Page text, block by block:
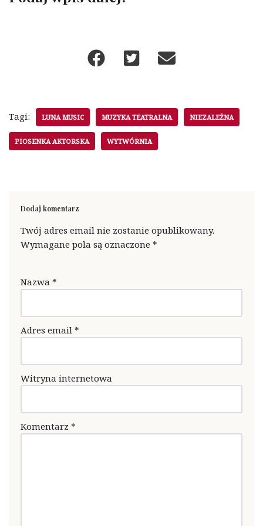
Tagi: LUNA MUSIC MUZYKA TEATRALNA NIEZALEŻNA
PIOSENKA AKTORSKA WYTWÓRNIA
Dodaj komentarz
Twój adres email nie zostanie opublikowany.
Wymagane pola są oznaczone *
Nazwa *
Adres email *
Witryna internetowa
Komentarz *